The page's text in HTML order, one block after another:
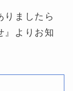
りましたら
』よりお知